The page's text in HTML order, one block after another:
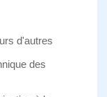
d'autres
des